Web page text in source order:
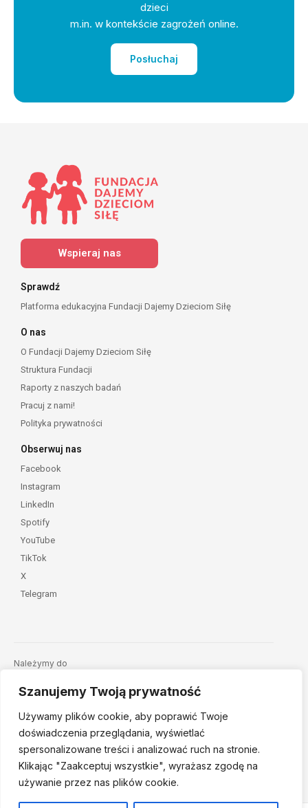
Szanujemy Twoją prywatność
Używamy plików cookie, aby poprawić Twoje
doświadczenia przeglądania, wyświetlać
spersonalizowane treści i analizować ruch na stronie.
Klikając "Zaakceptuj wszystkie", wyrażasz zgodę na
używanie przez nas plików cookie.
dzieci
m.in. w kontekście zagrożeń online.
Posłuchaj
Wspieraj nas
Sprawdź
Platforma edukacyjna Fundacji Dajemy Dzieciom Siłę
O nas
O Fundacji Dajemy Dzieciom Siłę
Struktura Fundacji
Raporty z naszych badań
Pracuj z nami!
Polityka prywatności
Obserwuj nas
Facebook
Instagram
LinkedIn
Spotify
YouTube
TikTok
X
Telegram
Należymy do
© 2026 Fundacja Dajemy Dzieciom Siłę • Projekt: nordmind.pl